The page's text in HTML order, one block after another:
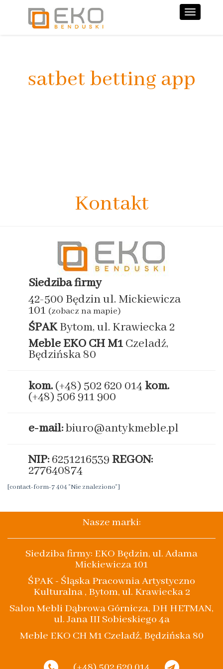
satbet betting app
Kontakt
Siedziba firmy
42-500 Będzin ul. Mickiewicza
101 (zobacz na mapie)
ŚPAKBytom, ul. Krawiecka 2
Meble EKO CH M1Czeladź,
Będzińska 80
kom. (+48) 502 620 014 kom.
(+48) 506 911 900
e-mail:biuro@antykmeble.pl
NIP: 6251216539 REGON:
277640874
[contact-form-7 404 "Nie znaleziono"]
Nasze marki:
Siedziba firmy: EKO Będzin, ul. Adama
Mickiewicza 101
ŚPAK - Śląska Pracownia Artystyczno
Kulturalna , Bytom, ul. Krawiecka 2
Salon Mebli Dąbrowa Górnicza, DH HETMAN,
ul. Jana III Sobieskiego 4a
Meble EKO CH M1 Czeladź, Będzińska 80